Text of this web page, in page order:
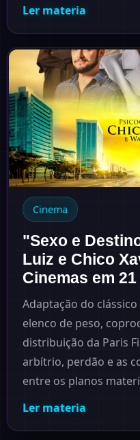
Ler materia
Cinema
"Sexo e
Luiz e Chico
Cinemas em
Adaptação do
elenco de peso,
distribuição da Paris
arbítrio, perdão e as
entre os planos
Ler materia